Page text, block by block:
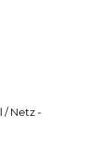
/ Netz -